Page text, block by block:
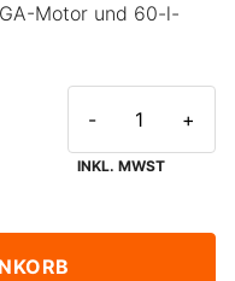
Motor und 60-l-
- +
INKL. MWST